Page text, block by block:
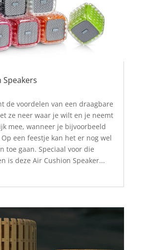
Speakers
de voordelen van een draagbare
ze neer waar je wilt en je neemt
mee, wanneer je bijvoorbeeld
een feestje kan het er nog wel
toe gaan. Speciaal voor die
is deze Air Cushion Speaker...